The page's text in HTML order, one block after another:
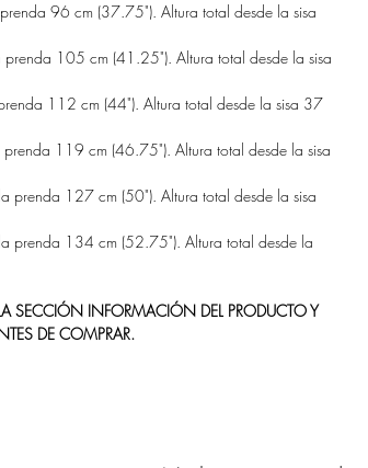
96 cm (37.75"). Altura total desde la sisa
105 cm (41.25"). Altura total desde la sisa
112 cm (44"). Altura total desde la sisa 37
119 cm (46.75"). Altura total desde la sisa
prenda 127 cm (50"). Altura total desde la sisa
prenda 134 cm (52.75"). Altura total desde la
SECCIÓN INFORMACIÓN DEL PRODUCTO Y
DE COMPRAR.